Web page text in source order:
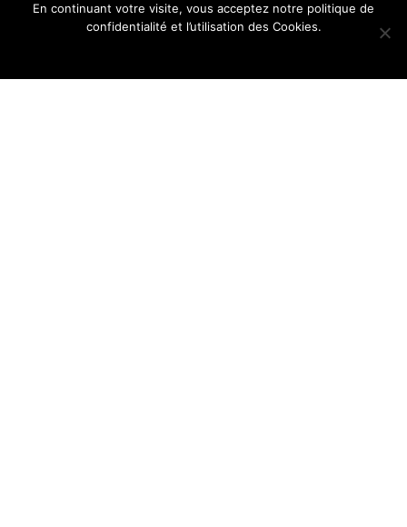
En continuant votre visite, vous acceptez notre politique de
confidentialité et l’utilisation des Cookies.